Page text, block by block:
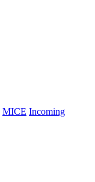
MICE Incoming